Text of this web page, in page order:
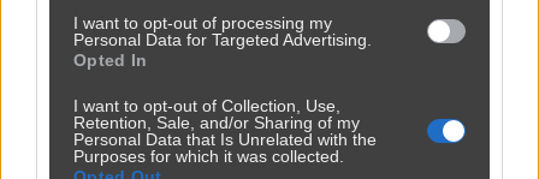
I want to opt-out of processing my
Personal Data for Targeted Advertising.
Opted In
I want to opt-out of Collection, Use,
Retention, Sale, and/or Sharing of my
Personal Data that Is Unrelated with the
Purposes for which it was collected.
0 0 Udostępnij